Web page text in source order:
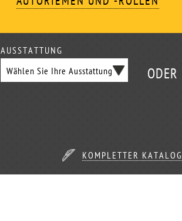
AUSSTATTUNG
ODER
KOMPLETTER KATALOG